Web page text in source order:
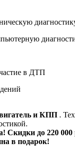
в ДТП
и КПП .
Скидки до 220
в подарок!